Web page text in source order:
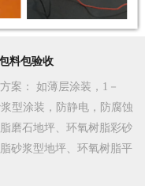
料包验收
案 ： 如薄层涂装，1－
型涂装，防静电，防腐蚀
磨石地坪、环氧树脂彩砂
砂浆型地坪、环氧树脂平